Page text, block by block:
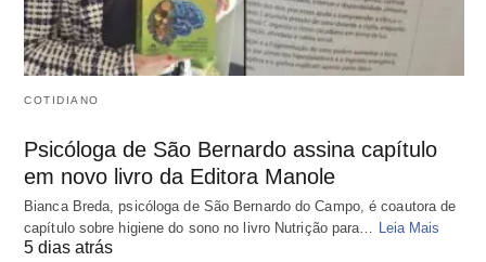
COTIDIANO
Psicóloga de São Bernardo assina capítulo
em novo livro da Editora Manole
Bianca Breda, psicóloga de São Bernardo do Campo, é coautora de
capítulo sobre higiene do sono no livro Nutrição para…
Leia Mais
5 dias atrás